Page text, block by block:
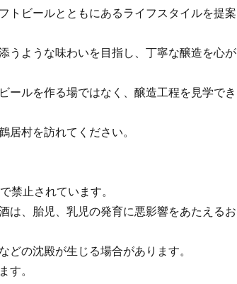
トビールとともにあるライフスタイルを提案
うような味わいを目指し、丁寧な醸造を心が
ールを作る場ではなく、醸造工程を見学でき
居村を訪れてください。
禁止されています。
は、胎児、乳児の発育に悪影響をあたえるお
どの沈殿が生じる場合があります。
す。